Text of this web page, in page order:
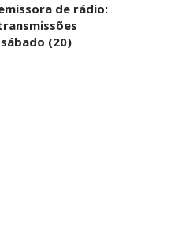
de rádio:
(20)